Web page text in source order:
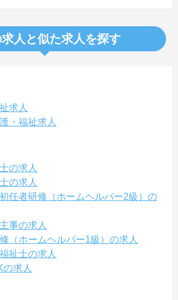
求人と似た求人を探す
求人
・福祉求人
の求人
の求人
任者研修（ホームヘルパー2級）の
事の求人
（ホームヘルパー1級）の求人
祉士の求人
求人